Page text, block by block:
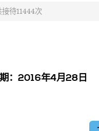
待11444次
期：2016年4月28日